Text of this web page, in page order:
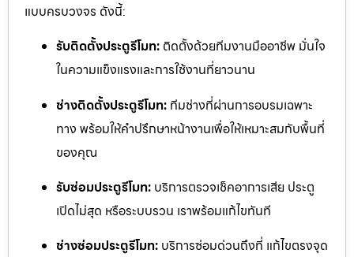
แบบครบวงจร ดังนี้:
รับติดตั้งประตูรีโมท: ติดตั้งด้วยทีมงานมืออาชีพ มั่นใจ
ในความแข็งแรงและการใช้งานที่ยาวนาน
ช่างติดตั้งประตูรีโมท: ทีมช่างที่ผ่านการอบรมเฉพาะ
ทาง พร้อมให้คำปรึกษาหน้างานเพื่อให้เหมาะสมกับพื้นที่
ของคุณ
รับซ่อมประตูรีโมท: บริการตรวจเช็คอาการเสีย ประตู
เปิดไม่สุด หรือระบบรวน เราพร้อมแก้ไขทันที
ช่างซ่อมประตูรีโมท: บริการซ่อมด่วนถึงที่ แก้ไขตรงจุด